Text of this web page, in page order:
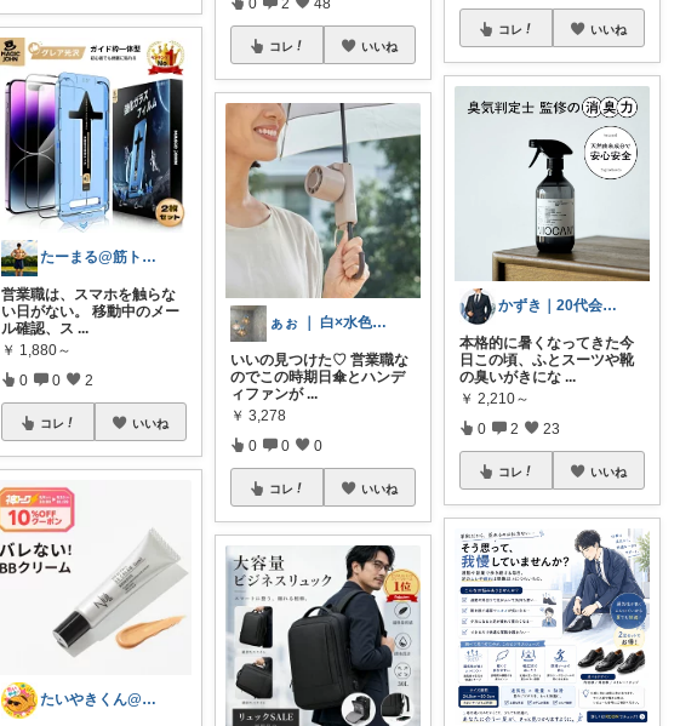
たーまる@筋トレ好き会社員
営業職は、スマホを触らな
い日がない。 移動中のメー
ル確認、ス ...
￥ 1,880～
0 0 2
コレ いいね
たいやきくん@経由購入感謝です😊
コレ いいね
ぁぉ ｜ 白×水色×透明感のお部屋づくり
いいの見つけた♡ 営業職な
のでこの時期日傘とハンデ
ィファンが ...
￥ 3,278
0 0 0
コレ いいね
コレ いいね
かずき｜20代会社員の暮らし改善
本格的に暑くなってきた今
日この頃、ふとスーツや靴
の臭いがきにな ...
￥ 2,210～
0 2 23
コレ いいね